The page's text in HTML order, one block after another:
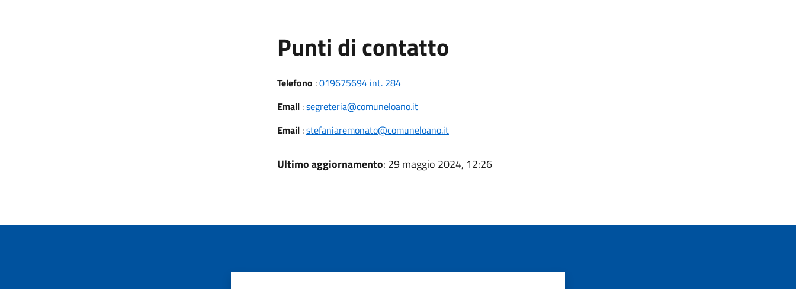
Punti di contatto
Telefono :019675694 int. 284
Email:segreteria@comuneloano.it
Email:stefaniaremonato@comuneloano.it
Ultimo aggiornamento: 29 maggio 2024, 12:26